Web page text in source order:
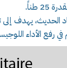
طناً.
الحديث، يهدف
رفع الأداء